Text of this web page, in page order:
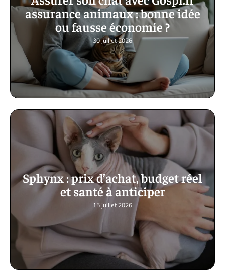
assurance animaux : bonne idée
ou fausse économie ?
30 juillet 2026
Sphynx : prix d’achat, budget réel
et santé à anticiper
15 juillet 2026